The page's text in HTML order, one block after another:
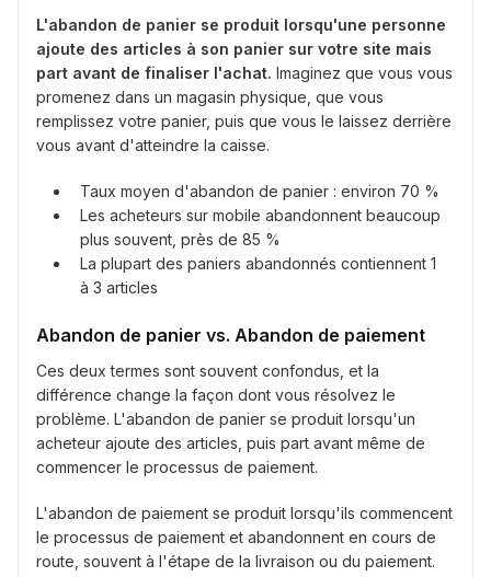
L'abandon de panier se produit lorsqu'une personne
ajoute des articles à son panier sur votre site mais
part avant de finaliser l'achat. Imaginez que vous vous
promenez dans un magasin physique, que vous
remplissez votre panier, puis que vous le laissez derrière
vous avant d'atteindre la caisse.
Taux moyen d'abandon de panier : environ 70 %
Les acheteurs sur mobile abandonnent beaucoup
plus souvent, près de 85 %
La plupart des paniers abandonnés contiennent 1
à 3 articles
Abandon de panier vs. Abandon de paiement
Ces deux termes sont souvent confondus, et la
différence change la façon dont vous résolvez le
problème. L'abandon de panier se produit lorsqu'un
acheteur ajoute des articles, puis part avant même de
commencer le processus de paiement.
L'abandon de paiement se produit lorsqu'ils commencent
le processus de paiement et abandonnent en cours de
route, souvent à l'étape de la livraison ou du paiement.